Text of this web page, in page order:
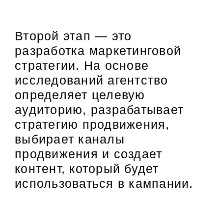
Второй этап — это
разработка маркетинговой
стратегии. На основе
исследований агентство
определяет целевую
аудиторию, разрабатывает
стратегию продвижения,
выбирает каналы
продвижения и создает
контент, который будет
использоваться в кампании.